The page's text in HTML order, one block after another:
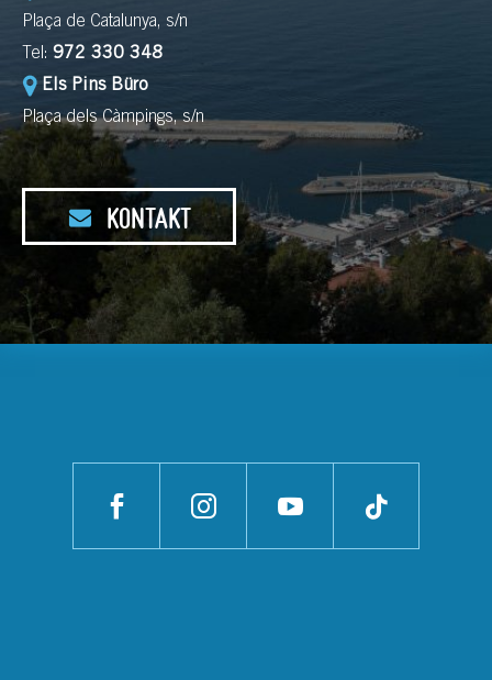
Plaça de Catalunya, s/n
Tel: 972 330 348
Els Pins Büro
Plaça dels Càmpings, s/n
KONTAKT